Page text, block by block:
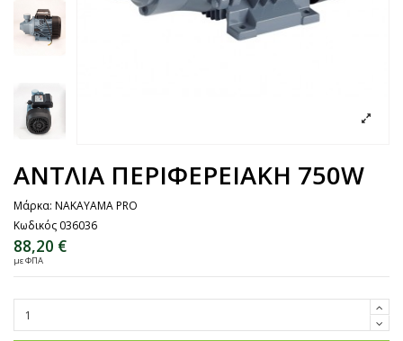
ΑΝΤΛΙΑ ΠΕΡΙΦΕΡΕΙΑΚΗ 750W
Μάρκα: NAKAYAMA PRO
Κωδικός 036036
88,20 €
με ΦΠΑ